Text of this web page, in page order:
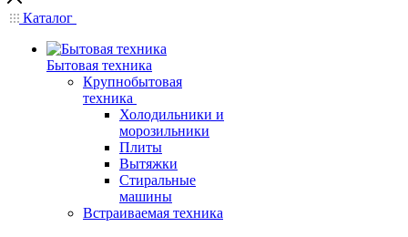
Каталог
Бытовая техника
Крупнобытовая
техника
Холодильники и
морозильники
Плиты
Вытяжки
Стиральные
машины
Встраиваемая техника